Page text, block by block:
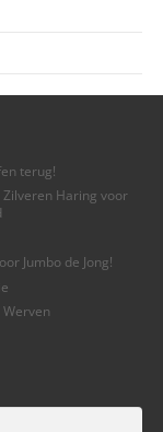
terug!
Haring voor
Jumbo de Jong!